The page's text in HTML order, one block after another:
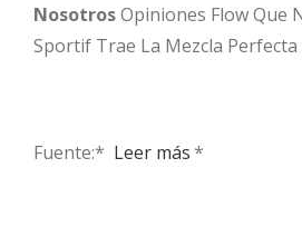
NosotrosOpiniones Flow Que
Sportif Trae La Mezcla Perfecta
Fuente:* ​ Leer más*